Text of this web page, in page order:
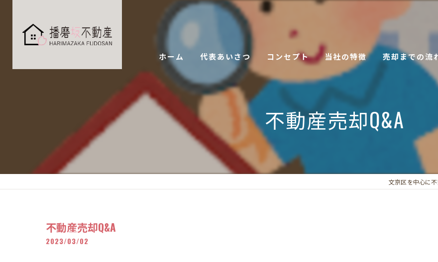
ホーム 代表あいさつ コンセプト 当社の特徴
戸建て
売却までの流
不動産売却Q&A
文京区を中心に
不動産売却Q&A
2023/03/02